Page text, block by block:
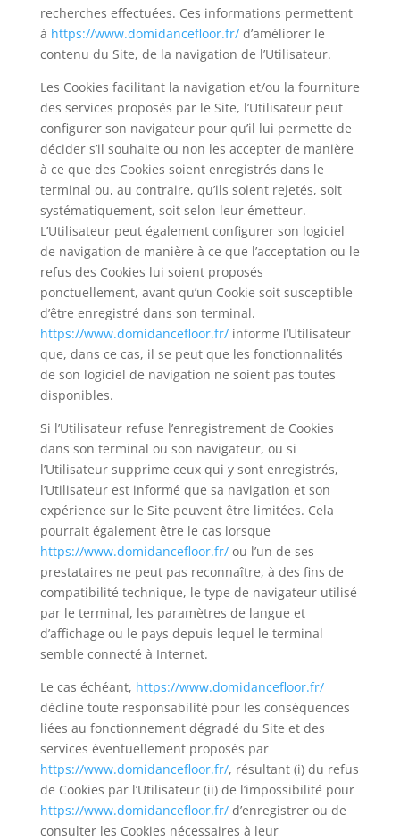
recherches effectuées. Ces informations permettent
à https://www.domidancefloor.fr/d’améliorer le
contenu du Site, de la navigation de l’Utilisateur.
Les Cookies facilitant la navigation et/ou la fourniture
des services proposés par le Site, l’Utilisateur peut
configurer son navigateur pour qu’il lui permette de
décider s’il souhaite ou non les accepter de manière
à ce que des Cookies soient enregistrés dans le
terminal ou, au contraire, qu’ils soient rejetés, soit
systématiquement, soit selon leur émetteur.
L’Utilisateur peut également configurer son logiciel
de navigation de manière à ce que l’acceptation ou le
refus des Cookies lui soient proposés
ponctuellement, avant qu’un Cookie soit susceptible
d’être enregistré dans son terminal.
https://www.domidancefloor.fr/informe l’Utilisateur
que, dans ce cas, il se peut que les fonctionnalités
de son logiciel de navigation ne soient pas toutes
disponibles.
Si l’Utilisateur refuse l’enregistrement de Cookies
dans son terminal ou son navigateur, ou si
l’Utilisateur supprime ceux qui y sont enregistrés,
l’Utilisateur est informé que sa navigation et son
expérience sur le Site peuvent être limitées. Cela
pourrait également être le cas lorsque
https://www.domidancefloor.fr/ou l’un de ses
prestataires ne peut pas reconnaître, à des fins de
compatibilité technique, le type de navigateur utilisé
par le terminal, les paramètres de langue et
d’affichage ou le pays depuis lequel le terminal
semble connecté à Internet.
Le cas échéant, https://www.domidancefloor.fr/
décline toute responsabilité pour les conséquences
liées au fonctionnement dégradé du Site et des
services éventuellement proposés par
https://www.domidancefloor.fr/, résultant (i) du refus
de Cookies par l’Utilisateur (ii) de l’impossibilité pour
https://www.domidancefloor.fr/d’enregistrer ou de
consulter les Cookies nécessaires à leur